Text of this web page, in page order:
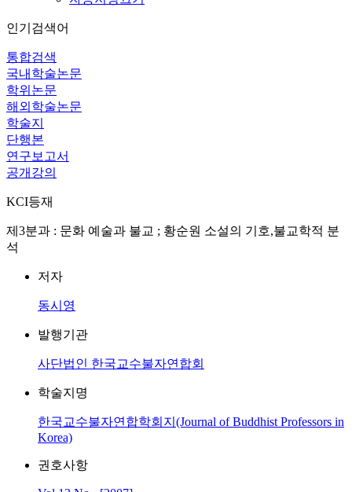
인기검색어
통합검색
국내학술논문
학위논문
해외학술논문
학술지
단행본
연구보고서
공개강의
KCI등재
제3분과 : 문화 예술과 불교 ; 황순원 소설의 기호,불교학적 분
석
저자
동시영
발행기관
사단법인 한국교수불자연합회
학술지명
한국교수불자연합학회지(Journal of Buddhist Professors in
Korea)
권호사항